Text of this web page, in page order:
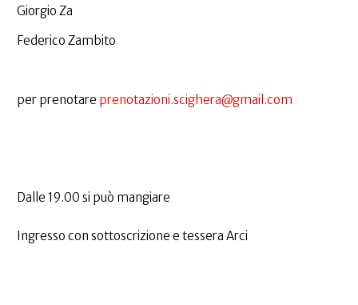
Giorgio Za
Federico Zambito
per prenotare prenotazioni.scighera@gmail.com
Dalle 19.00 si può mangiare
Ingresso con sottoscrizione e tessera Arci